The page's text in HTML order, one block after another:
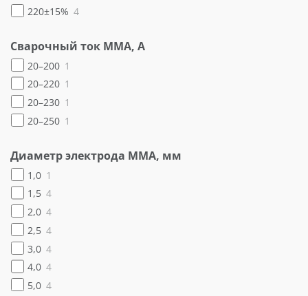
220±15% 4
Сварочный ток MMA, А
20–200 1
20–220 1
20–230 1
20–250 1
Диаметр электрода ММА, мм
1,0 1
1,5 4
2,0 4
2,5 4
3,0 4
4,0 4
5,0 4